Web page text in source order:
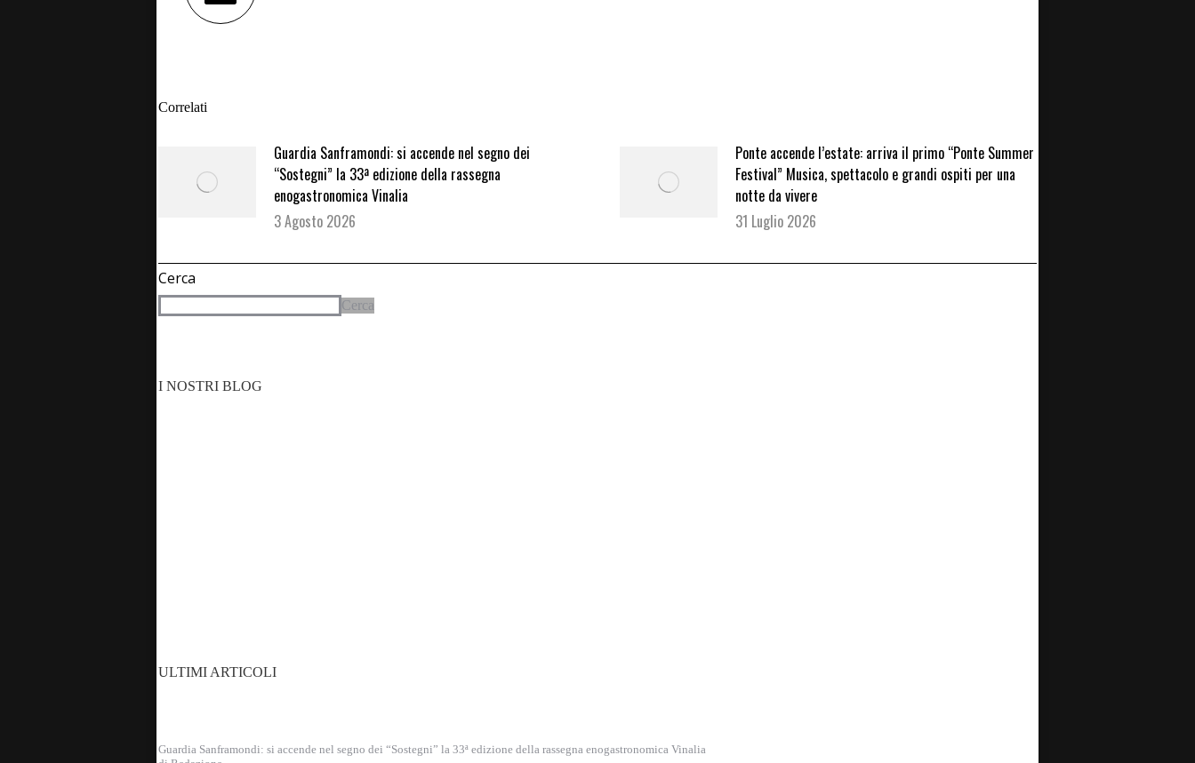
Correlati
Guardia Sanframondi: si accende nel segno dei
“Sostegni” la 33ª edizione della rassegna
enogastronomica Vinalia
3 Agosto 2026
Ponte accende l’estate: arriva il primo “Ponte Summer
Festival” Musica, spettacolo e grandi ospiti per una
notte da vivere
31 Luglio 2026
Cerca
Cerca
I NOSTRI BLOG
ULTIMI ARTICOLI
Guardia Sanframondi: si accende nel segno dei “Sostegni” la 33ª edizione della rassegna enogastronomica Vinalia